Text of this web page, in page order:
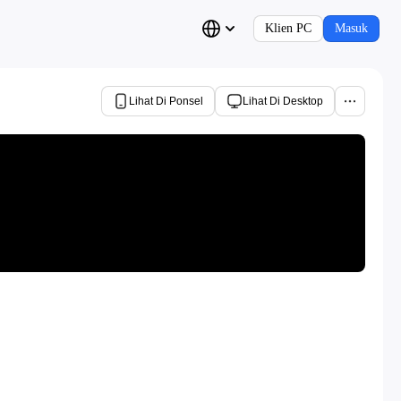
Klien PC Masuk
Lihat Di Ponsel Lihat Di Desktop